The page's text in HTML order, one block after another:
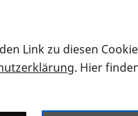
wissen, wie Sie nach
Link zu diesen
. Hier